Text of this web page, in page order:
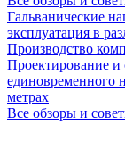
Гальванические
эксплуатация в
Производство
Проектирование и
единовременного
метрах
Все обзоры и